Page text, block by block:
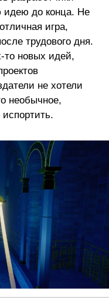
идею до конца. Не
игра,
трудового дня.
то новых идей,
не хотели
необычное,